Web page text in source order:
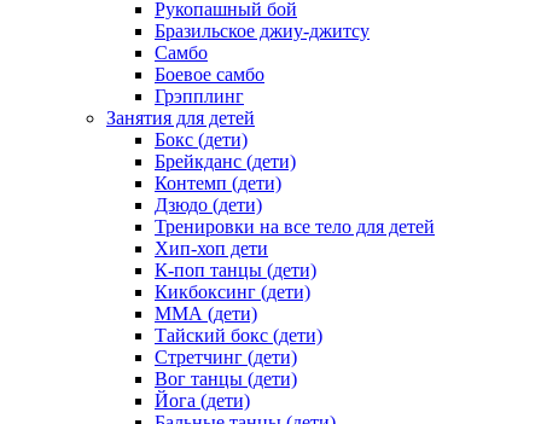
Рукопашный бой
Бразильское джиу-джитсу
Самбо
Боевое самбо
Грэпплинг
Занятия для детей
Бокс (дети)
Брейкданс (дети)
Контемп (дети)
Дзюдо (дети)
Тренировки на все тело для детей
Хип-хоп дети
К-поп танцы (дети)
Кикбоксинг (дети)
ММА (дети)
Тайский бокс (дети)
Стретчинг (дети)
Вог танцы (дети)
Йога (дети)